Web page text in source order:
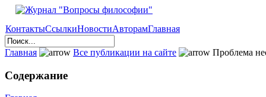
КонтактыСсылкиНовостиАвторамГлавная
Главная Все публикации на сайте Проблема
Содержание